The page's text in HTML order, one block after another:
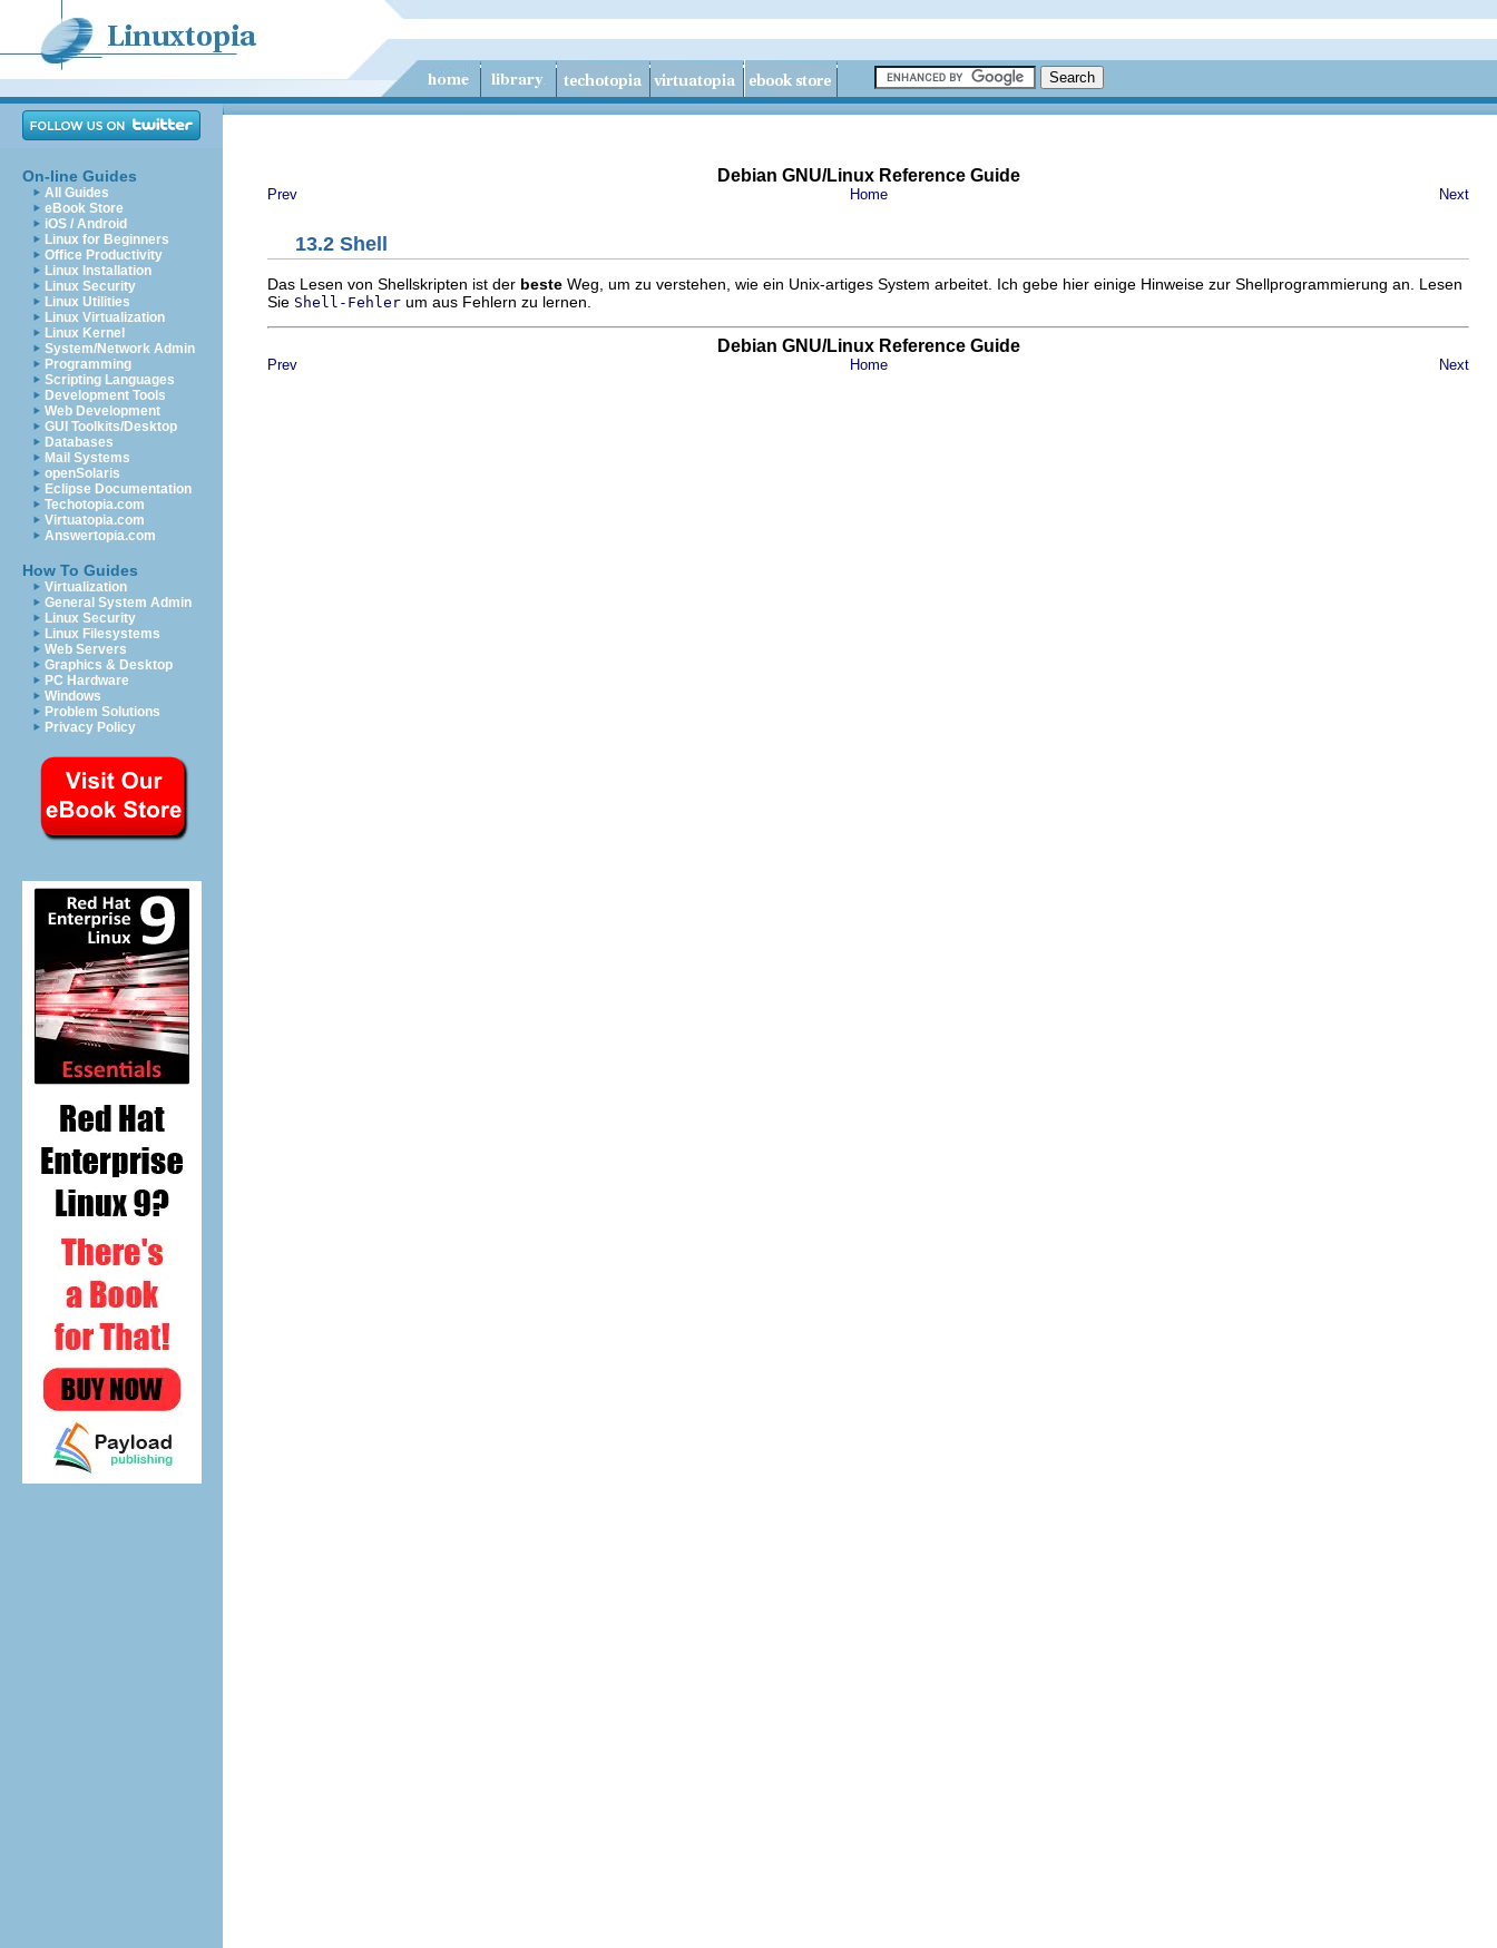
On-line Guides
All Guides
eBook Store
iOS / Android
Linux for Beginners
Office Productivity
Linux Installation
Linux Security
Linux Utilities
Linux Virtualization
Linux Kernel
System/Network Admin
Programming
Scripting Languages
Development Tools
Web Development
GUI Toolkits/Desktop
Databases
Mail Systems
openSolaris
Eclipse Documentation
Techotopia.com
Virtuatopia.com
Answertopia.com
How To Guides
Virtualization
General System Admin
Linux Security
Linux Filesystems
Web Servers
Graphics & Desktop
PC Hardware
Windows
Problem Solutions
Privacy Policy
Debian GNU/Linux Reference Guide
Prev Home Next
13.2 Shell
Das Lesen von Shellskripten ist der beste Weg, um zu verstehen, wie ein Unix-artiges System arbeitet. Ich gebe hier einige Hinweise zur Shellprogrammierung an. Lesen
Sie Shell-Fehler um aus Fehlern zu lernen.
Debian GNU/Linux Reference Guide
Prev Home Next